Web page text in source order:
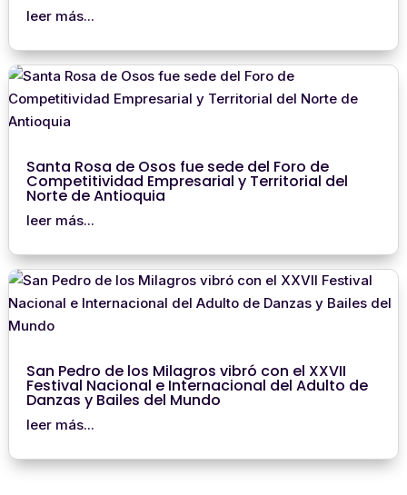
leer más...
Santa Rosa de Osos fue sede del Foro de
Competitividad Empresarial y Territorial del
Norte de Antioquia
leer más...
San Pedro de los Milagros vibró con el XXVII
Festival Nacional e Internacional del Adulto de
Danzas y Bailes del Mundo
leer más...